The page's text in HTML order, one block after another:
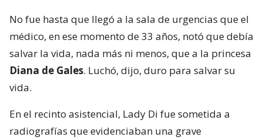
No fue hasta que llegó a la sala de urgencias que el
médico, en ese momento de 33 años, notó que debía
salvar la vida, nada más ni menos, que a la princesa
Diana de Gales. Luchó, dijo, duro para salvar su
vida.
En el recinto asistencial, Lady Di fue sometida a
radiografías que evidenciaban una grave